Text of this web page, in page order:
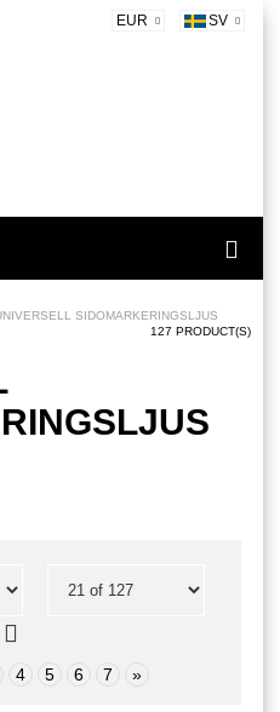
EUR SV
SIDOMARKERINGSLJUS
127 PRODUCT(S)
4 5 6 7 »